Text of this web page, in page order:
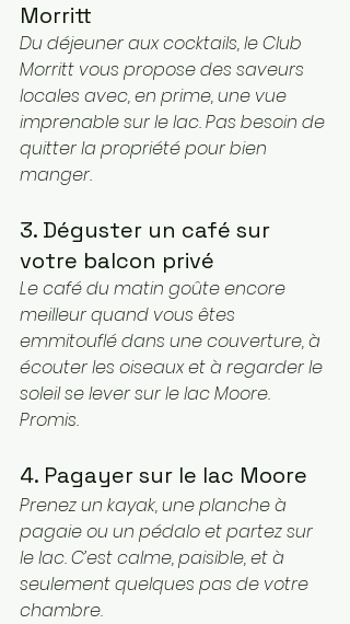
Morritt
Du déjeuner aux cocktails, le Club
Morritt vous propose des saveurs
locales avec, en prime, une vue
imprenable sur le lac. Pas besoin de
quitter la propriété pour bien
manger.
3. Déguster un café sur
votre balcon privé
Le café du matin goûte encore
meilleur quand vous êtes
emmitouflé dans une couverture, à
écouter les oiseaux et à regarder le
soleil se lever sur le lac Moore.
Promis.
4. Pagayer sur le lac Moore
Prenez un kayak, une planche à
pagaie ou un pédalo et partez sur
le lac. C’est calme, paisible, et à
seulement quelques pas de votre
chambre.